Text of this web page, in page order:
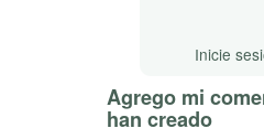
Inicie
Agrego mi
han creado